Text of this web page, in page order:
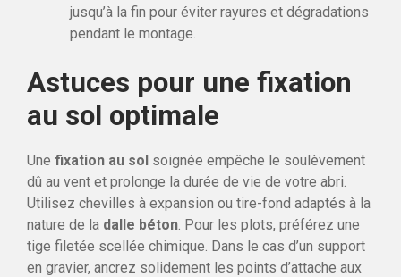
jusqu’à la fin pour éviter rayures et dégradations
pendant le montage.
Astuces pour une fixation
au sol optimale
Une fixation au sol soignée empêche le soulèvement
dû au vent et prolonge la durée de vie de votre abri.
Utilisez chevilles à expansion ou tire-fond adaptés à la
nature de la dalle béton. Pour les plots, préférez une
tige filetée scellée chimique. Dans le cas d’un support
en gravier, ancrez solidement les points d’attache aux